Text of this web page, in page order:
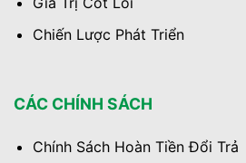
Chiến Lược Phát Triển
CÁC CHÍNH SÁCH
Chính Sách Hoàn Tiền Đổi Trả